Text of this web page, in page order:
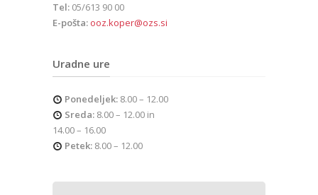
Tel: 05/613 90 00
E-pošta: ooz.koper@ozs.si
Uradne ure
Ponedeljek: 8.00 – 12.00
Sreda: 8.00 – 12.00 in
14.00 – 16.00
Petek: 8.00 – 12.00